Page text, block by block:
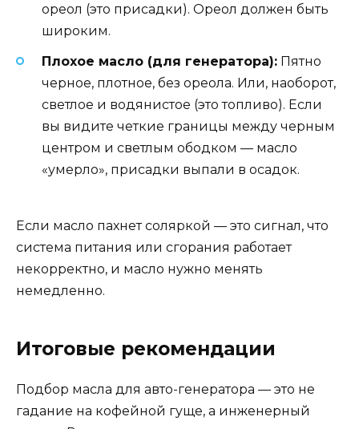
ореол (это присадки). Ореол должен быть
широким.
Плохое масло (для генератора): Пятно
черное, плотное, без ореола. Или, наоборот,
светлое и водянистое (это топливо). Если
вы видите четкие границы между черным
центром и светлым ободком — масло
«умерло», присадки выпали в осадок.
Если масло пахнет соляркой — это сигнал, что
система питания или сгорания работает
некорректно, и масло нужно менять
немедленно.
Итоговые рекомендации
Подбор масла для авто-генератора — это не
гадание на кофейной гуще, а инженерный